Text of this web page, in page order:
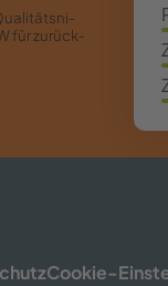
für zu­rück­
Cookie-​​